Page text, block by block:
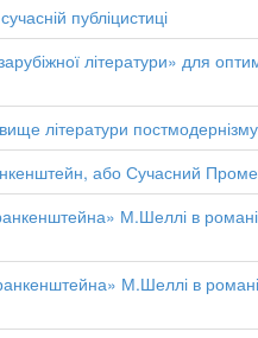
публіцистиці
літератури» для
літератури постмодернізму
або Сучасний
М.Шеллі в романі
М.Шеллі в романі